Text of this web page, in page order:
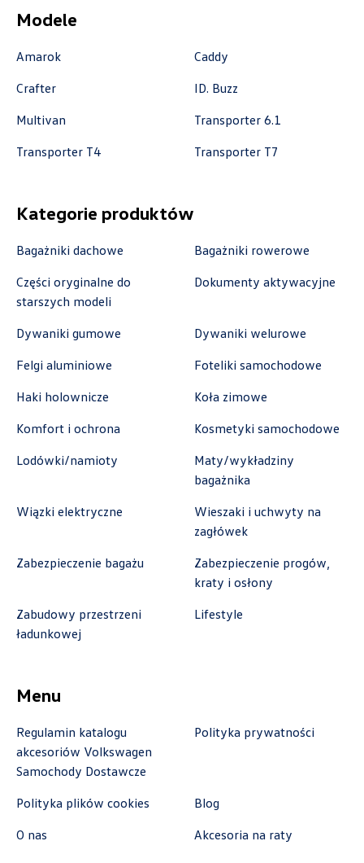
Autorud Stalowa Wola
ul. Komisji Edukacji Narodowej 49, Stalowa
Autoweber Sp. z o. o.
ul. Łódzka 27, Zduńska Wola
+48 609 991 995
czesci@autoweber.pl
ul. Szczecińska 38A, Łódź
czesci.vw@bednarek.com.pl
Benepol Szczecin
+48 666 055 679
czesci.sz@benepol.pl
Berdychowski
ul. Owsiana 27, Poznań
Modele
Amarok
Caddy
Crafter
ID. Buzz
Multivan
Transporter 6.1
Transporter T4
Transporter T7
Kategorie produktów
Bagażniki dachowe
Bagażniki rowerowe
Części oryginalne do
starszych modeli
Dokumenty aktywacyjne
Dywaniki gumowe
Dywaniki welurowe
Felgi aluminiowe
Foteliki samochodowe
Haki holownicze
Koła zimowe
Komfort i ochrona
Kosmetyki samochodowe
Lodówki/namioty
Maty/wykładziny
bagażnika
Wiązki elektryczne
Wieszaki i uchwyty na
zagłówek
Zabezpieczenie bagażu
Zabezpieczenie progów,
kraty i osłony
Zabudowy przestrzeni
ładunkowej
Lifestyle
Menu
Regulamin katalogu
akcesoriów Volkswagen
Samochody Dostawcze
Polityka prywatności
Polityka plików cookies
Blog
O nas
Akcesoria na raty